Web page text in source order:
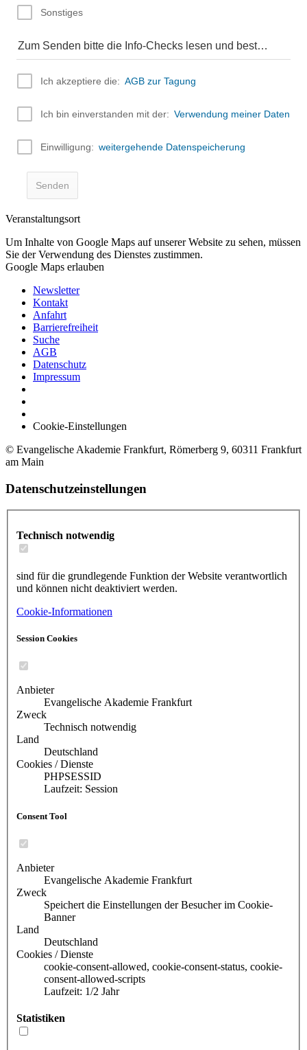
Veranstaltungsort
Um Inhalte von Google Maps auf unserer Website zu sehen, müssen
Sie der Verwendung des Dienstes zustimmen.
Google Maps erlauben
Newsletter
Kontakt
Anfahrt
Barrierefreiheit
Suche
AGB
Datenschutz
Impressum
Cookie-Einstellungen
© Evangelische Akademie Frankfurt, Römerberg 9, 60311 Frankfurt
am Main
Datenschutzeinstellungen
Technisch notwendig
sind für die grundlegende Funktion der Website verantwortlich
und können nicht deaktiviert werden.
Cookie-Informationen
Session Cookies
Anbieter
Evangelische Akademie Frankfurt
Zweck
Technisch notwendig
Land
Deutschland
Cookies / Dienste
PHPSESSID
Laufzeit: Session
Consent Tool
Anbieter
Evangelische Akademie Frankfurt
Zweck
Speichert die Einstellungen der Besucher im Cookie-
Banner
Land
Deutschland
Cookies / Dienste
cookie-consent-allowed, cookie-consent-status, cookie-
consent-allowed-scripts
Laufzeit: 1/2 Jahr
Statistiken